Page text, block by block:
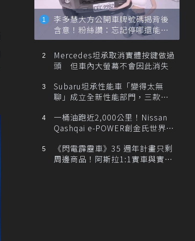
李多慧大方公開車牌號碼揭背後
含意！粉絲讚：忘記停哪還能幫
忙找車
Mercedes坦承取消實體按鍵做過
頭 但車內大螢幕不會因此消失
Subaru坦承性能車「變得太無
聊」成立全新性能部門，三款手
一桶油跑近2,000公里！Nissan
Qashqai e-POWER創金氏世界紀
《閃電霹靂車》35 週年計畫只剩
周邊商品！阿斯拉1:1實車與實體